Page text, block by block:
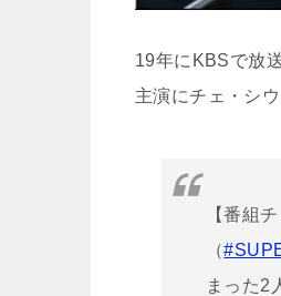
19年にKBSで放
主演にチェ・シ
【番組
（
まった2